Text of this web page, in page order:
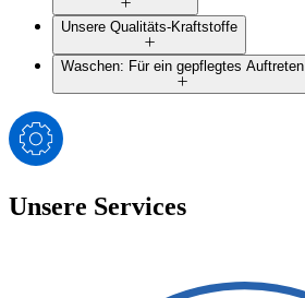
Unsere Qualitäts-Kraftstoffe
Waschen: Für ein gepflegtes Auftreten
Unsere Services